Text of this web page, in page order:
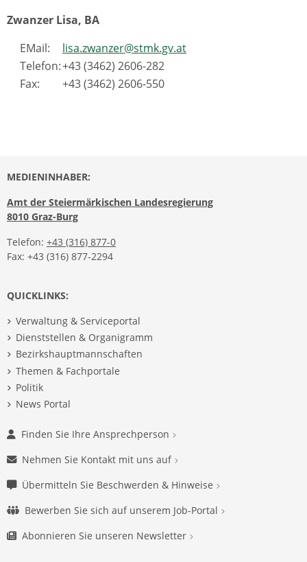
Zwanzer Lisa, BA
EMail:
lisa.zwanzer@stmk.gv.at
Telefon:+43 (3462) 2606-282
Fax:
+43 (3462) 2606-550
MEDIENINHABER:
Amt der Steiermärkischen Landesregierung
8010 Graz-Burg
Telefon: +43 (316) 877-0
Fax: +43 (316) 877-2294
QUICKLINKS:
Verwaltung & Serviceportal
Dienststellen & Organigramm
Bezirkshauptmannschaften
Themen & Fachportale
Politik
News Portal
Finden Sie Ihre Ansprechperson
Nehmen Sie Kontakt mit uns auf
Übermitteln Sie Beschwerden & Hinweise
Bewerben Sie sich auf unserem Job-Portal
Abonnieren Sie unseren Newsletter